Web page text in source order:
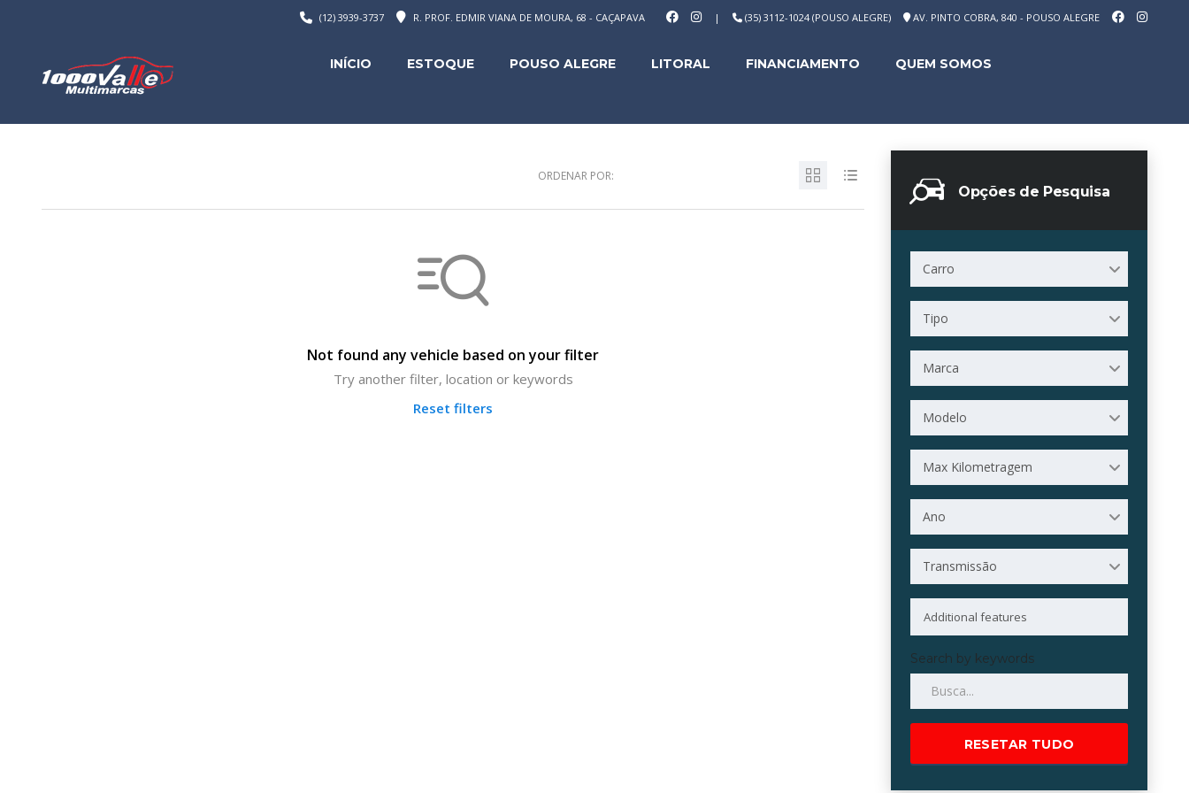
| (35) 3112-1024 (POUSO ALEGRE) AV. PINTO COBRA, 840 - POUSO ALEGRE
R. PROF. EDMIR VIANA DE MOURA, 68 - CAÇAPAVA
(12) 3939-3737
INÍCIO ESTOQUE POUSO ALEGRE LITORAL FINANCIAMENTO QUEM SOMOS
Opções de Pesquisa
Carro
Tipo
Marca
Modelo
Max Kilometragem
Ano
Transmissão
Search by keywords
RESETAR TUDO
ORDENAR POR:
Not found any vehicle based on your filter
Try another filter, location or keywords
Reset filters